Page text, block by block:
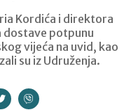
Kordića i direktora
dostave potpunu
vijeća na uvid, kao
su iz Udruženja.